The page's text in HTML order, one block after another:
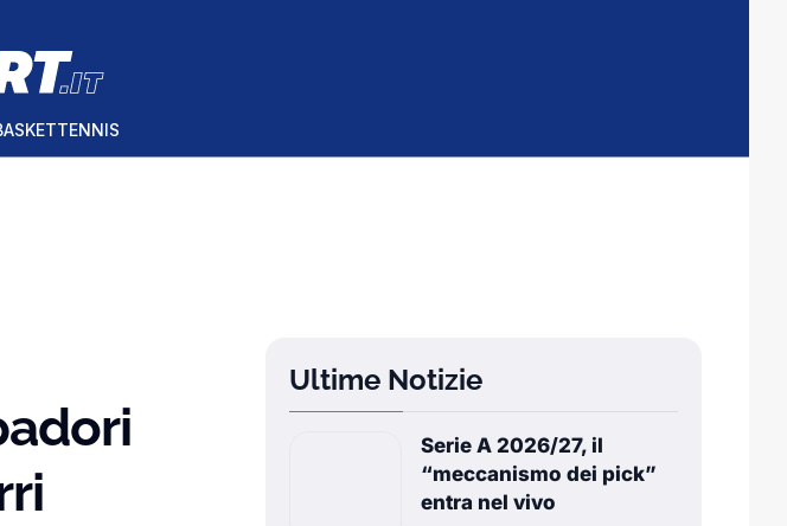
TENNIS
Ultime Notizie
Serie A 2026/27, il
“meccanismo dei pick”
entra nel vivo